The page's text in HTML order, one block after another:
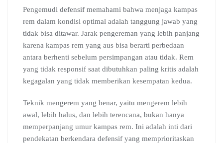
Pengemudi defensif memahami bahwa menjaga kampas
rem dalam kondisi optimal adalah tanggung jawab yang
tidak bisa ditawar. Jarak pengereman yang lebih panjang
karena kampas rem yang aus bisa berarti perbedaan
antara berhenti sebelum persimpangan atau tidak. Rem
yang tidak responsif saat dibutuhkan paling kritis adalah
kegagalan yang tidak memberikan kesempatan kedua.
Teknik mengerem yang benar, yaitu mengerem lebih
awal, lebih halus, dan lebih terencana, bukan hanya
memperpanjang umur kampas rem. Ini adalah inti dari
pendekatan berkendara defensif yang memprioritaskan